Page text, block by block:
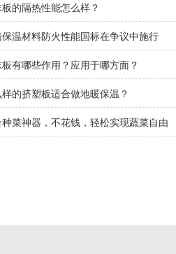
1 2
的隔热性能怎么样？
保温材料防火性能国标在争议中施行
有哪些作用？应用于哪方面？
的挤塑板适合做地暖保温？
种菜神器，不花钱，轻松实现蔬菜自由